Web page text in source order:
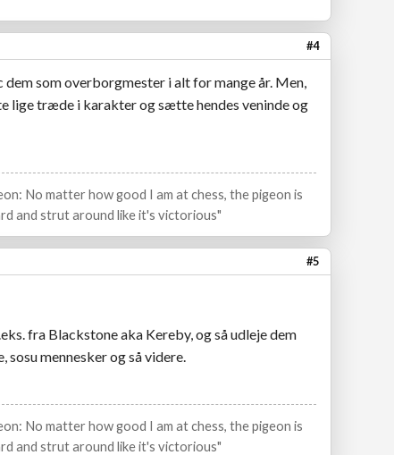
#4
som overborgmester i alt for mange år. Men,
lige træde i karakter og sætte hendes veninde og
No matter how good I am at chess, the pigeon is
and strut around like it's victorious"
#5
fra Blackstone aka Kereby, og så udleje dem
mennesker og så videre.
No matter how good I am at chess, the pigeon is
and strut around like it's victorious"